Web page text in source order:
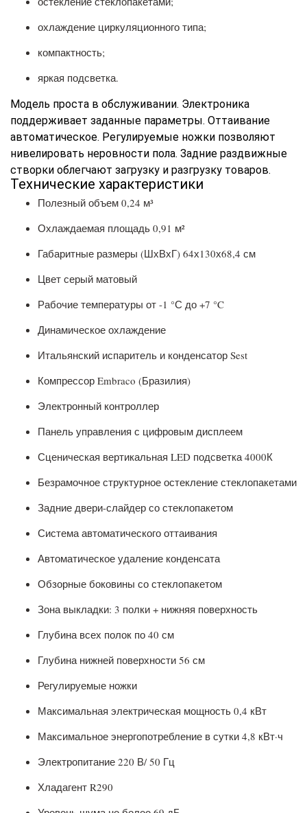
охлаждение циркуляционного типа;
компактность;
яркая подсветка.
Модель проста в обслуживании. Электроника
поддерживает заданные параметры. Оттаивание
автоматическое. Регулируемые ножки позволяют
нивелировать неровности пола. Задние раздвижные
створки облегчают загрузку и разгрузку товаров.
Технические характеристики
Полезный объем 0,24 м³
Охлаждаемая площадь 0,91 м²
Габаритные размеры (ШхВхГ) 64х130х68,4 см
Цвет серый матовый
Рабочие температуры от -1 °С до +7 °C
Динамическое охлаждение
Итальянский испаритель и конденсатор Sest
Компрессор Embraco (Бразилия)
Электронный контроллер
Панель управления с цифровым дисплеем
Сценическая вертикальная LED подсветка 4000К
Безрамочное структурное остекление стеклопакетами
Задние двери-слайдер со стеклопакетом
Система автоматического оттаивания
Автоматическое удаление конденсата
Обзорные боковины со стеклопакетом
Зона выкладки: 3 полки + нижняя поверхность
Глубина всех полок по 40 см
Глубина нижней поверхности 56 см
Регулируемые ножки
Максимальная электрическая мощность 0,4 кВт
Максимальное энергопотребление в сутки 4,8 кВт·ч
Электропитание 220 В/ 50 Гц
Хладагент R290